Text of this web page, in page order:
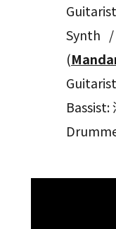
Synth
(
Bassist: